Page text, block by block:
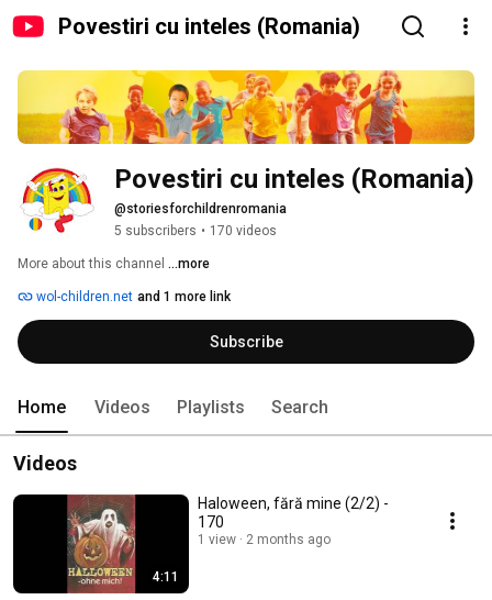
Povestiri cu inteles (Romania)
Povestiri cu inteles (Romania)
@storiesforchildrenromania
5 subscribers • 170 videos
More about this channel ...more
wol-children.net and 1 more link
Subscribe
Home Videos Playlists Search
Videos
4:11
Haloween, fără mine (2/2) -
170
1 view 2 months ago